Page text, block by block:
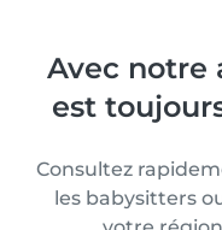
Avec notre
est
Consultez
les babysitters